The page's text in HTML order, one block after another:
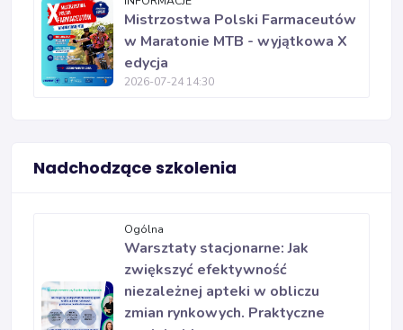
Mistrzostwa Polski Farmaceutów
w Maratonie MTB - wyjątkowa X
edycja
2026-07-24 14:30
Nadchodzące szkolenia
Ogólna
Warsztaty stacjonarne: Jak
zwiększyć efektywność
niezależnej apteki w obliczu
zmian rynkowych. Praktyczne